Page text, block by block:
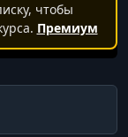
чтобы
Премиум